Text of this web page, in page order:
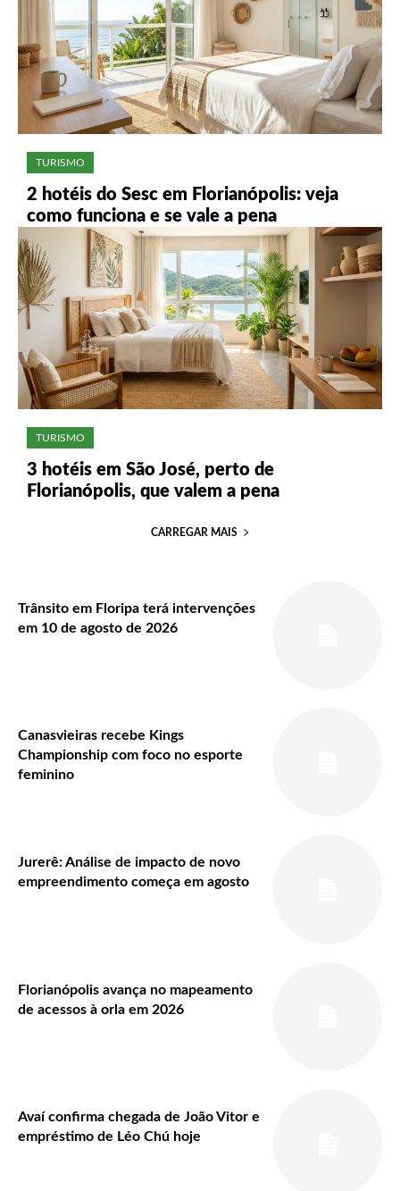
TURISMO
2 hotéis do Sesc em Florianópolis: veja
como funciona e se vale a pena
TURISMO
3 hotéis em São José, perto de
Florianópolis, que valem a pena
CARREGAR MAIS
Trânsito em Floripa terá intervenções
em 10 de agosto de 2026
Canasvieiras recebe Kings
Championship com foco no esporte
feminino
Jurerê: Análise de impacto de novo
empreendimento começa em agosto
Florianópolis avança no mapeamento
de acessos à orla em 2026
Avaí confirma chegada de João Vitor e
empréstimo de Léo Chú hoje